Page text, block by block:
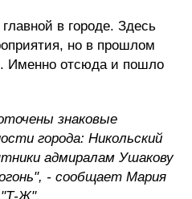
в городе. Здесь
но в прошлом
Именно отсюда и пошло
знаковые
города: Никольский
адмиралам Ушакову
- сообщает Мария